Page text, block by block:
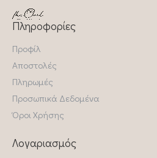
Πληροφορίες
Προφίλ
Αποστολές
Πληρωμές
Προσωπικά Δεδομένα
Όροι Χρήσης
Λογαριασμός